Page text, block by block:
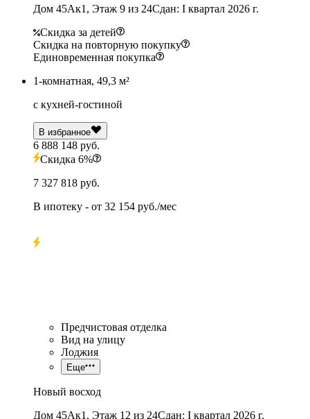
Дом 45Ак1, Этаж 9 из 24Сдан: I квартал 2026 г.
Скидка за детей
Скидка на повторную покупку
Единовременная покупка
1-комнатная, 49,3 м²
с кухней-гостиной
В избранное
6 888 148 руб.
Скидка 6%
7 327 818 руб.
В ипотеку - от 32 154 руб./мес
Предчистовая отделка
Вид на улицу
Лоджия
Еще
Новый восход
Дом 45Ак1, Этаж 12 из 24Сдан: I квартал 2026 г.